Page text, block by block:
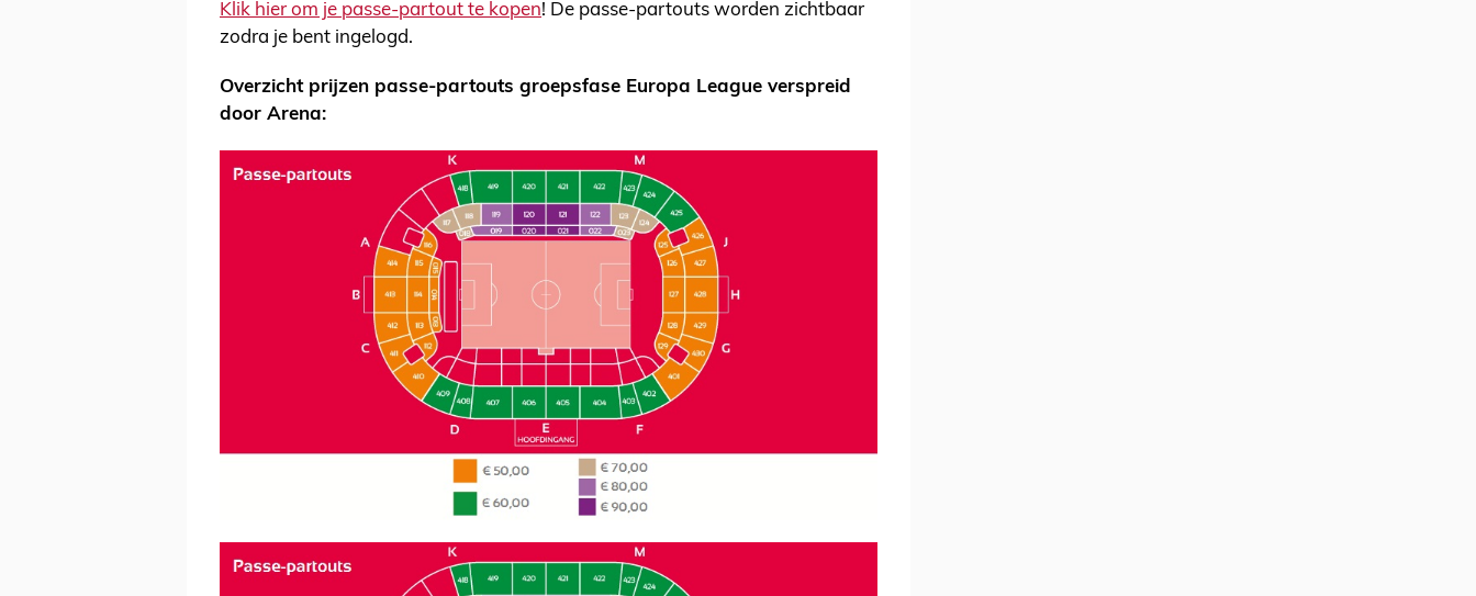
Klik hier om je passe-partout te kopen! De passe-partouts worden zichtbaar
zodra je bent ingelogd.
Overzicht prijzen passe-partouts groepsfase Europa League verspreid
door Arena: